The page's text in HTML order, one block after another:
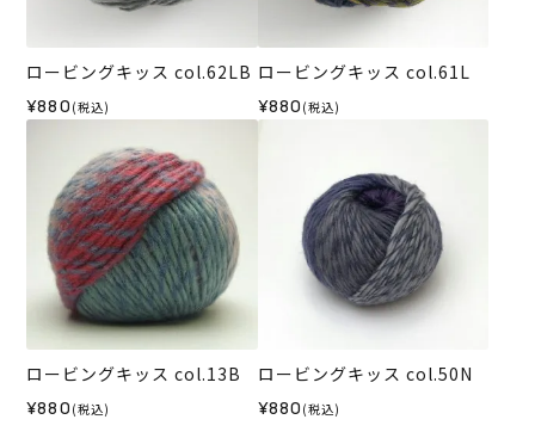
ロービングキッス col.62LB
¥880 (税込)
ロービングキッス col.61L
¥880 (税込)
ロービングキッス col.13B
¥880 (税込)
ロービングキッス col.50N
¥880 (税込)